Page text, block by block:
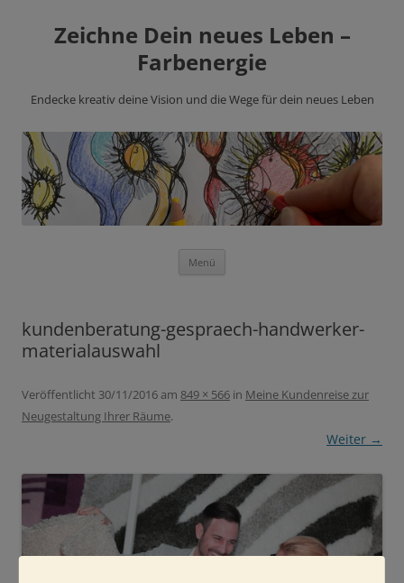
Zeichne Dein neues Leben –
Farbenergie
Endecke kreativ deine Vision und die Wege für dein neues Leben
Menü
kundenberatung-gespraech-handwerker-
materialauswahl
Veröffentlicht 30/11/2016am 849 × 566 in Meine Kundenreise zur
Neugestaltung Ihrer Räume.
Weiter →